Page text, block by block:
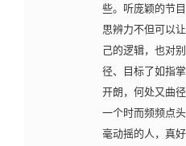
些。听庞颖的节
思辨力不但可以
己的逻辑，也对
径、目标了如指
开朗，何处又曲
一个时而频频点
毫动摇的人，真